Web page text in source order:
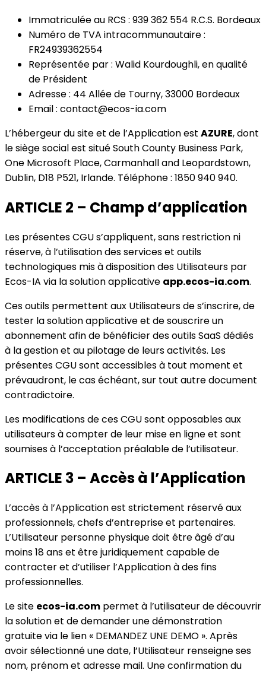
Immatriculée au RCS : 939 362 554 R.C.S. Bordeaux
Numéro de TVA intracommunautaire :
FR24939362554
Représentée par : Walid Kourdoughli, en qualité
de Président
Adresse : 44 Allée de Tourny, 33000 Bordeaux
Email : contact@ecos-ia.com
L’hébergeur du site et de l’Application est AZURE, dont
le siège social est situé South County Business Park,
One Microsoft Place, Carmanhall and Leopardstown,
Dublin, D18 P521, Irlande. Téléphone : 1850 940 940.
ARTICLE 2 – Champ d’application
Les présentes CGU s’appliquent, sans restriction ni
réserve, à l’utilisation des services et outils
technologiques mis à disposition des Utilisateurs par
Ecos-IA via la solution applicative app.ecos-ia.com.
Ces outils permettent aux Utilisateurs de s’inscrire, de
tester la solution applicative et de souscrire un
abonnement afin de bénéficier des outils SaaS dédiés
à la gestion et au pilotage de leurs activités. Les
présentes CGU sont accessibles à tout moment et
prévaudront, le cas échéant, sur tout autre document
contradictoire.
Les modifications de ces CGU sont opposables aux
utilisateurs à compter de leur mise en ligne et sont
soumises à l’acceptation préalable de l’utilisateur.
ARTICLE 3 – Accès à l’Application
L’accès à l’Application est strictement réservé aux
professionnels, chefs d’entreprise et partenaires.
L’Utilisateur personne physique doit être âgé d’au
moins 18 ans et être juridiquement capable de
contracter et d’utiliser l’Application à des fins
professionnelles.
Le site ecos-ia.com permet à l’utilisateur de découvrir
la solution et de demander une démonstration
gratuite via le lien « DEMANDEZ UNE DEMO ». Après
avoir sélectionné une date, l’Utilisateur renseigne ses
nom, prénom et adresse mail. Une confirmation du